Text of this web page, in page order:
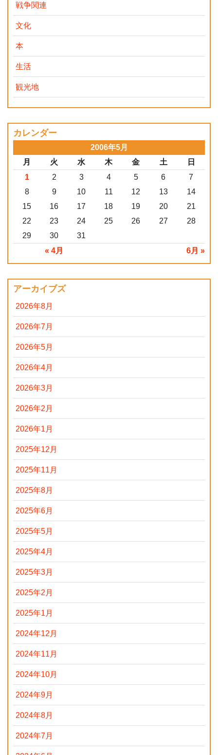
戦争関連
文化
本
生活
観光地
カレンダー
2006年5月
月
火 水 木 金 土 日
« 4月 6月 »
1 2 3 4 5 6
7
8
9 10 11 12 13
14
15
16 17 18 19 20
21
22
23 24 25 26 27
28
29
30 31
アーカイブズ
2026年8月
2026年7月
2026年5月
2026年4月
2026年3月
2026年2月
2026年1月
2025年12月
2025年11月
2025年8月
2025年6月
2025年5月
2025年4月
2025年3月
2025年2月
2025年1月
2024年12月
2024年11月
2024年10月
2024年9月
2024年8月
2024年7月